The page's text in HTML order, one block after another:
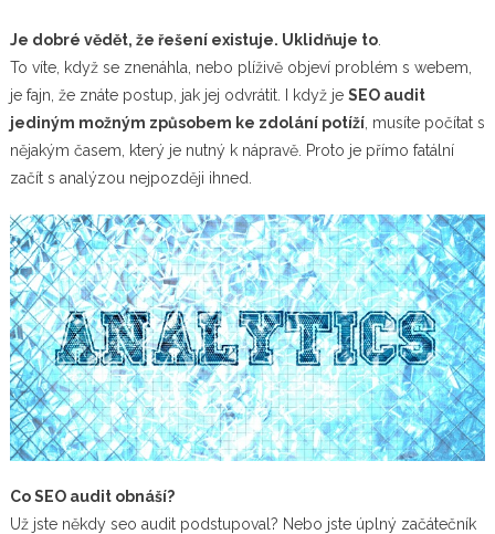
Je dobré vědět, že řešení existuje. Uklidňuje to.
To víte, když se znenáhla, nebo plíživě objeví problém s webem,
je fajn, že znáte postup, jak jej odvrátit. I když je SEO audit
jediným možným způsobem ke zdolání potíží, musíte počítat s
nějakým časem, který je nutný k nápravě. Proto je přímo fatální
začít s analýzou nejpozději ihned.
Co SEO audit obnáší?
Už jste někdy seo audit podstupoval? Nebo jste úplný začátečník